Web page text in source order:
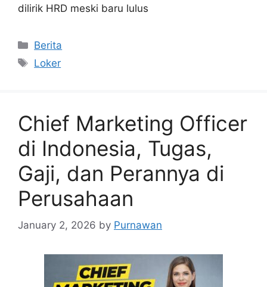
dilirik HRD meski baru lulus
Categories
Berita
Tags
Loker
Chief Marketing Officer
di Indonesia, Tugas,
Gaji, dan Perannya di
Perusahaan
January 2, 2026 by Purnawan